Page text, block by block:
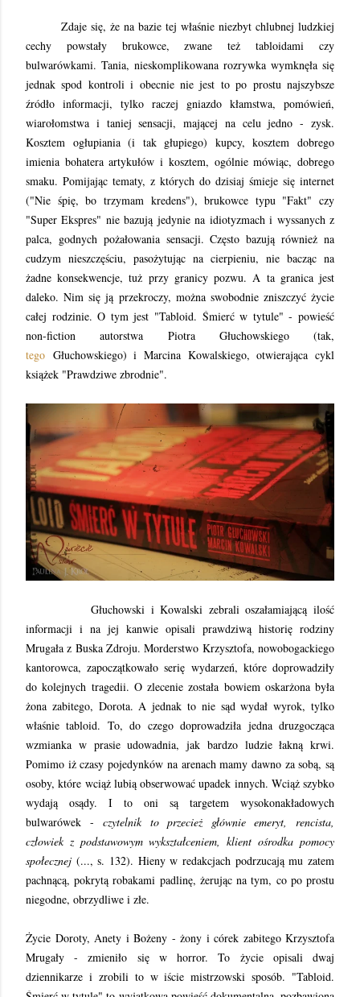
Zdaje się, że na bazie tej właśnie niezbyt chlubnej ludzkiej
cechy powstały brukowce, zwane też tabloidami czy
bulwarówkami. Tania, nieskomplikowana rozrywka wymknęła się
jednak spod kontroli i obecnie nie jest to po prostu najszybsze
źródło informacji, tylko raczej gniazdo kłamstwa, pomówień,
wiarołomstwa i taniej sensacji, mającej na celu jedno - zysk.
Kosztem ogłupiania (i tak głupiego) kupcy, kosztem dobrego
imienia bohatera artykułów i kosztem, ogólnie mówiąc, dobrego
smaku. Pomijając tematy, z których do dzisiaj śmieje się internet
("Nie śpię, bo trzymam kredens"), brukowce typu "Fakt" czy
"Super Ekspres" nie bazują jedynie na idiotyzmach i wyssanych z
palca, godnych pożałowania sensacji. Często bazują również na
cudzym nieszczęściu, pasożytując na cierpieniu, nie bacząc na
żadne konsekwencje, tuż przy granicy pozwu. A ta granica jest
daleko. Nim się ją przekroczy, można swobodnie zniszczyć życie
całej rodzinie. O tym jest "Tabloid. Śmierć w tytule" - powieść
non-fiction autorstwa Piotra Głuchowskiego (tak,
tego Głuchowskiego) i Marcina Kowalskiego, otwierająca cykl
książek "Prawdziwe zbrodnie".
Głuchowski i Kowalski zebrali oszałamiającą ilość
informacji i na jej kanwie opisali prawdziwą historię rodziny
Mrugała z Buska Zdroju. Morderstwo Krzysztofa, nowobogackiego
kantorowca, zapoczątkowało serię wydarzeń, które doprowadziły
do kolejnych tragedii. O zlecenie została bowiem oskarżona była
żona zabitego, Dorota. A jednak to nie sąd wydał wyrok, tylko
właśnie tabloid. To, do czego doprowadziła jedna druzgocząca
wzmianka w prasie udowadnia, jak bardzo ludzie łakną krwi.
Pomimo iż czasy pojedynków na arenach mamy dawno za sobą, są
osoby, które wciąż lubią obserwować upadek innych. Wciąż szybko
wydają osądy. I to oni są targetem wysokonakładowych
bulwarówek -czytelnik to przecież głównie emeryt, rencista,
człowiek z podstawowym wykształceniem, klient ośrodka pomocy
społecznej (..., s. 132). Hieny w redakcjach podrzucają mu zatem
pachnącą, pokrytą robakami padlinę, żerując na tym, co po prostu
niegodne, obrzydliwe i złe.
Życie Doroty, Anety i Bożeny - żony i córek zabitego Krzysztofa
Mrugały - zmieniło się w horror. To życie opisali dwaj
dziennikarze i zrobili to w iście mistrzowski sposób. "Tabloid.